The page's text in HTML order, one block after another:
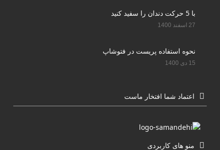
با 5 حرکت دندان را سفید کنید
27 اسفند 1400
نحوه استفاده پریست در فتوشاپ
15 دی 1400
اعتماد شما افتخار ماست
منو های کاربردی